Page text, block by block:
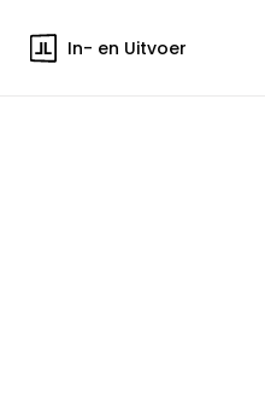
In- en Uitvoer